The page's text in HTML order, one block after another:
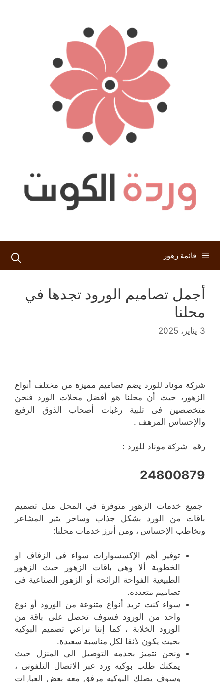
قائمة زهور
أجمل تصاميم الورود تجدها في
محلنا
3 يناير، 2025
شركة موناد للورد يضم تصاميم مميزة من مختلف أنواع
الزهور، حيث أن محلنا هو أفضل محلات الورد فنحن
متخصصين فى تلبية رغبات أصحاب الذوق الرفيع
والإحساس المرهف .
رقم شركة موناد للورد :
24800879
جميع خدمات الزهور متوفرة في المحل مثل تصميم
باقات من الورد بشكل جذاب وساحر يثير المشاعر
ويخاطب الإحساس ، ومن أبرز خدمات محلنا:
توفير أهم الإكسسوارات سواء فى الزفاف او
الخطوبة ألا وهى باقات الزهور حيث الزهور
الطبيعية الفواحة الرائحة أو الزهور الصناعية فى
تصاميم متعدده.
سواء كنت تريد أنواع متنوعة من الورود أو نوع
واحد من الورود فسوف تحصل على باقة من
الورود الخلابة ، كما إننا نراعي تصميم البوكيه
بحيث يكون لائقا لكل مناسبة سعيدة.
ونحن نتميز بخدمه التوصيل الى المنزل حيث
يمكنك طلب بوكيه ورد عبر الاتصال التلفونى ،
وسوف يصلك البوكيه مرفق معه بعض العبارات